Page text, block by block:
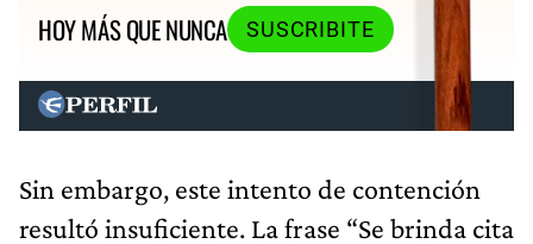
HOY MÁS QUE NUNCA
SUSCRIBITE
Sin embargo, este intento de contención
resultó insuficiente. La frase “Se brinda cita